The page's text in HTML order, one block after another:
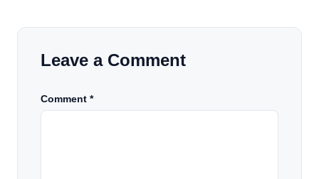
Leave a Comment
Comment *